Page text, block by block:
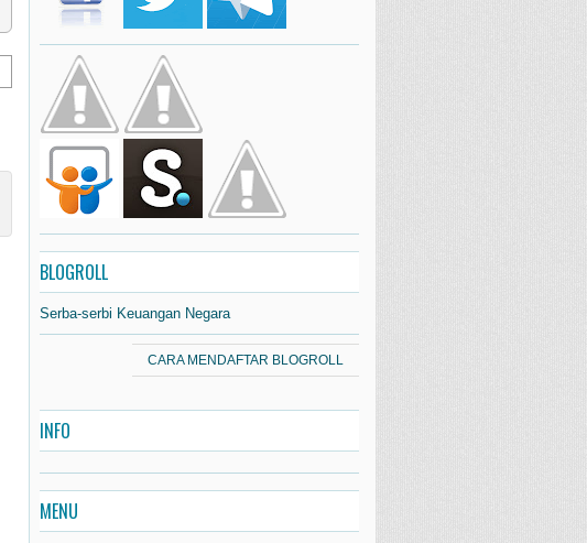
BLOGROLL
Serba-serbi Keuangan Negara
CARA MENDAFTAR BLOGROLL
INFO
MENU